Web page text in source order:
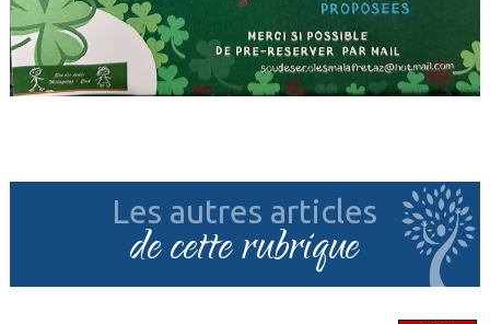
Les autres articles
de cette rubrique